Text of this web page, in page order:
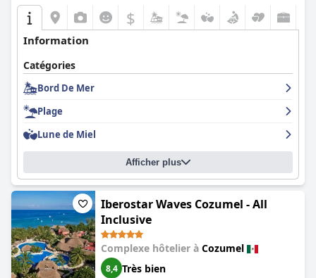
$
Information
Catégories
Bord De Mer
Plage
Lune de Miel
Afficher plus
Iberostar Waves Cozumel - All
Inclusive
Complexe hôtelier à Cozumel
8,4 Très bien